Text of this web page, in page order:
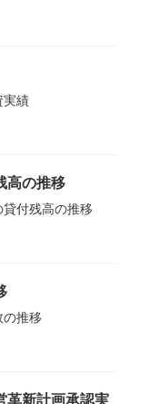
実績
高の推移
付残高の推移
推移
革新計画承認実